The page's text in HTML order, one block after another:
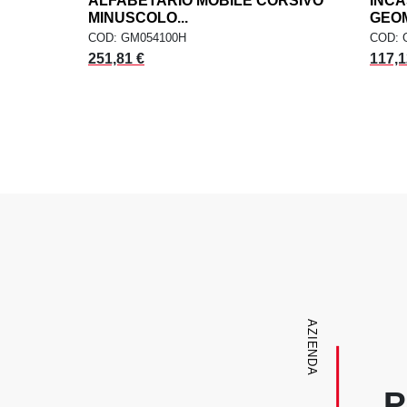
AGGIUNGI AL CARRELLO
MINUSCOLO...
COD: GM054100H
251,81 €
COD:
AZIENDA